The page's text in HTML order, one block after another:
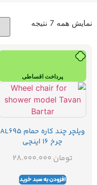
نمایش همه 7 نتیجه
پرداخت اقساطی
ویلچر چند کاره حمام AL695
چرخ 16 اینچی
تومان
افزودن به سبد خرید